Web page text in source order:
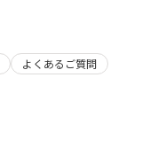
よくあるご質問